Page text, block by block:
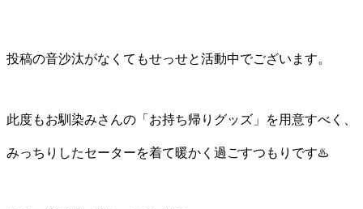
投稿の音沙汰がなくてもせっせと活動中でございます。
此度もお馴染みさんの「お持ち帰りグッズ」を用意すべく、
みっちりしたセーターを着て暖かく過ごすつもりです♨️